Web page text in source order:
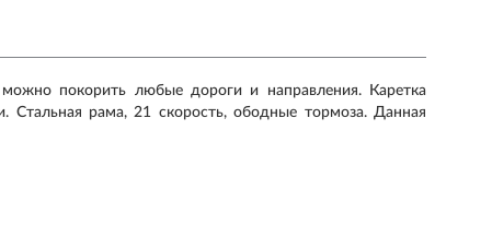
покорить любые дороги и направления. Каретка
рама, 21 скорость, ободные тормоза. Данная